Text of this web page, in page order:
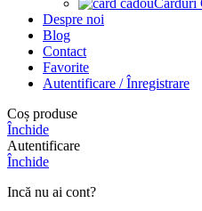
Carduri
Despre noi
Blog
Contact
Favorite
Autentificare / Înregistrare
Coș produse
Închide
Autentificare
Închide
Incă nu ai cont?